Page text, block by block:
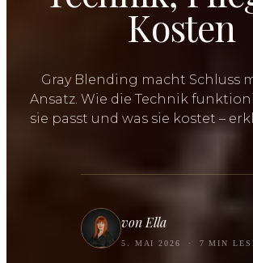
Kosten
Gray Blending macht Schluss
Ansatz. Wie die Technik
sie passt und was sie kostet –
von Ella
5. MAI 2026 · 7 MIN